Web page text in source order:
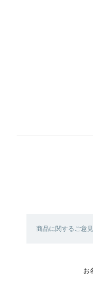
商品に関するご意
お